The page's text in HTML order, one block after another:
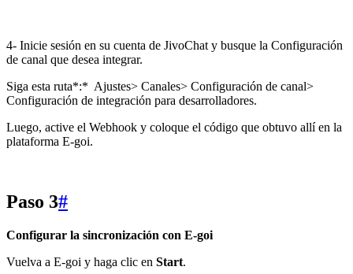
4- Inicie sesión en su cuenta de JivoChat y busque la Configuración
de canal que desea integrar.
Siga esta ruta*:* Ajustes> Canales> Configuración de canal>
Configuración de integración para desarrolladores.
Luego, active el Webhook y coloque el código que obtuvo allí en la
plataforma E-goi.
Paso 3#
Configurar la sincronización con E-goi
Vuelva a E-goi y haga clic en Start.